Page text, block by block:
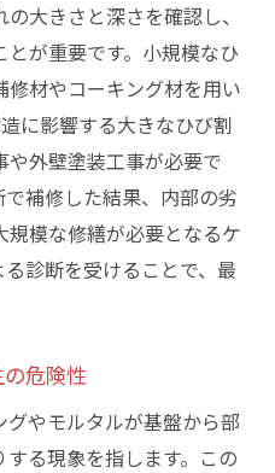
大きさと深さを確認し、
が重要です。小規模なひ
材やコーキング材を用い
に影響する大きなひび割
外壁塗装工事が必要で
補修した結果、内部の劣
模な修繕が必要となるケ
診断を受けることで、最
危険性
やモルタルが基盤から部
る現象を指します。この